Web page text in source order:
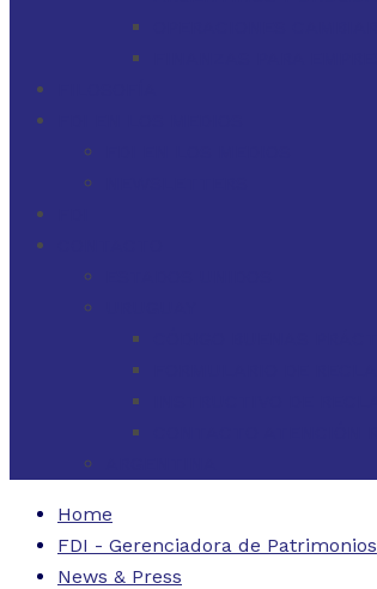
Home
FDI - Gerenciadora de Patrimonios
News & Press